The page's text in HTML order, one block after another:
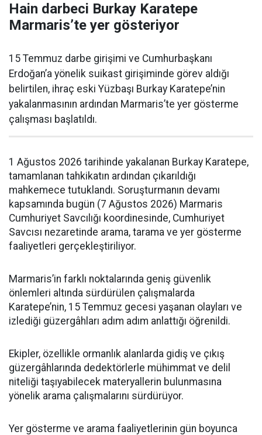
Hain darbeci Burkay Karatepe
Marmaris’te yer gösteriyor
15 Temmuz darbe girişimi ve Cumhurbaşkanı
Erdoğan’a yönelik suikast girişiminde görev aldığı
belirtilen, ihraç eski Yüzbaşı Burkay Karatepe’nin
yakalanmasının ardından Marmaris’te yer gösterme
çalışması başlatıldı.
1 Ağustos 2026 tarihinde yakalanan Burkay Karatepe,
tamamlanan tahkikatın ardından çıkarıldığı
mahkemece tutuklandı. Soruşturmanın devamı
kapsamında bugün (7 Ağustos 2026) Marmaris
Cumhuriyet Savcılığı koordinesinde, Cumhuriyet
Savcısı nezaretinde arama, tarama ve yer gösterme
faaliyetleri gerçekleştiriliyor.
Marmaris’in farklı noktalarında geniş güvenlik
önlemleri altında sürdürülen çalışmalarda
Karatepe’nin, 15 Temmuz gecesi yaşanan olayları ve
izlediği güzergâhları adım adım anlattığı öğrenildi.
Ekipler, özellikle ormanlık alanlarda gidiş ve çıkış
güzergâhlarında dedektörlerle mühimmat ve delil
niteliği taşıyabilecek materyallerin bulunmasına
yönelik arama çalışmalarını sürdürüyor.
Yer gösterme ve arama faaliyetlerinin gün boyunca